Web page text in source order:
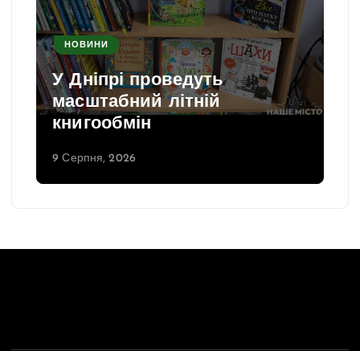
НОВИНИ
У Дніпрі проведуть
масштабний літній
книгообмін
9 Серпня, 2026